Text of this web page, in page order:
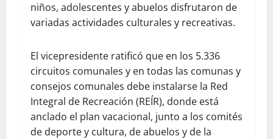
niños, adolescentes y abuelos disfrutaron de
variadas actividades culturales y recreativas.
El vicepresidente ratificó que en los 5.336
circuitos comunales y en todas las comunas y
consejos comunales debe instalarse la Red
Integral de Recreación (REÍR), donde está
anclado el plan vacacional, junto a los comités
de deporte y cultura, de abuelos y de la